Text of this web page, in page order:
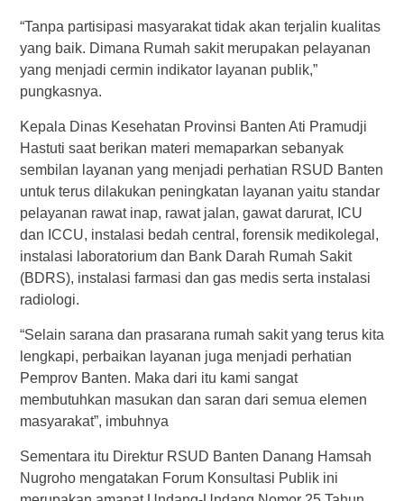
“Tanpa partisipasi masyarakat tidak akan terjalin kualitas
yang baik. Dimana Rumah sakit merupakan pelayanan
yang menjadi cermin indikator layanan publik,”
pungkasnya.
Kepala Dinas Kesehatan Provinsi Banten Ati Pramudji
Hastuti saat berikan materi memaparkan sebanyak
sembilan layanan yang menjadi perhatian RSUD Banten
untuk terus dilakukan peningkatan layanan yaitu standar
pelayanan rawat inap, rawat jalan, gawat darurat, ICU
dan ICCU, instalasi bedah central, forensik medikolegal,
instalasi laboratorium dan Bank Darah Rumah Sakit
(BDRS), instalasi farmasi dan gas medis serta instalasi
radiologi.
“Selain sarana dan prasarana rumah sakit yang terus kita
lengkapi, perbaikan layanan juga menjadi perhatian
Pemprov Banten. Maka dari itu kami sangat
membutuhkan masukan dan saran dari semua elemen
masyarakat”, imbuhnya
Sementara itu Direktur RSUD Banten Danang Hamsah
Nugroho mengatakan Forum Konsultasi Publik ini